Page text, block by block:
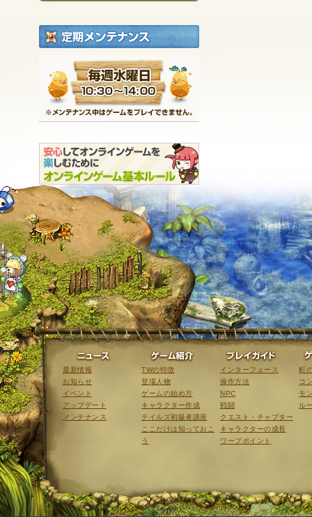
ニュース
最新情報
お知らせ
イベント
アップデート
メンテナンス
ゲーム紹介
TWの特徴
登場人物
ゲームの始め方
キャラクター作成
テイルズ初級者講座
ここだけは知っておこ
う
インターフェース
操作方法
NPC
戦闘
クエスト・チャプター
キャラクターの成長
ワープポイント
町
コ
モ
ル